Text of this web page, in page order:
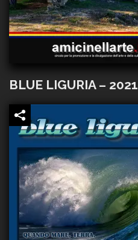
BLUE LIGURIA – 2021